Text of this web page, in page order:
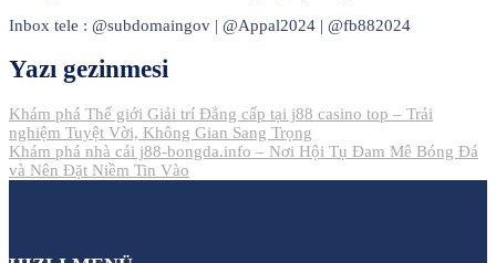
Inbox tele : @subdomaingov | @Appal2024 | @fb882024
Yazı gezinmesi
Khám phá Thế giới Giải trí Đẳng cấp tại j88 casino top – Trải
nghiệm Tuyệt Vời, Không Gian Sang Trọng
Khám phá nhà cái j88-bongda.info – Nơi Hội Tụ Đam Mê Bóng Đá
và Nên Đặt Niềm Tin Vào